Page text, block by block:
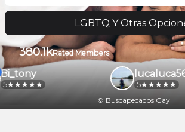
LGBTQ Y Otras
380.1kRated Members
lucaluca56
5
5
© Buscapecados Gay